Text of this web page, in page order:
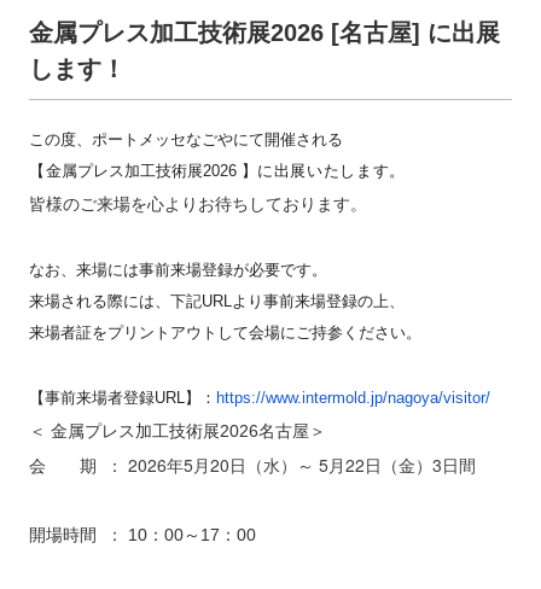
金属プレス加工技術展2026 [名古屋] に出展
します！
この度、ポートメッセなごやにて開催される
【 金属プレス加工技術展2026 】に出展いたします。
皆様のご来場を心よりお待ちしております。
なお、来場には事前来場登録が必要です。
来場される際には、下記URLより事前来場登録の上、
来場者証をプリントアウトして会場にご持参ください。
【事前来場者登録URL】： https://www.intermold.jp/nagoya/visitor/
＜ 金属プレス加工技術展2026名古屋＞
会 期 ： 2026年5月20日（水）～ 5月22日（金）3日間
開場時間 ： 10：00～17：00